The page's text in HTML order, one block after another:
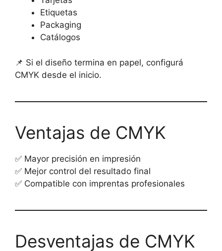
Etiquetas
Packaging
Catálogos
📌 Si el diseño termina en papel, configurá
CMYK desde el inicio.
Ventajas de CMYK
✅ Mayor precisión en impresión
✅ Mejor control del resultado final
✅ Compatible con imprentas profesionales
Desventajas de CMYK